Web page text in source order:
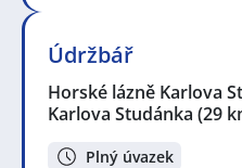
Údržbář
Horské lázně Karlova
Karlova Studánka (29
Plný úvazek